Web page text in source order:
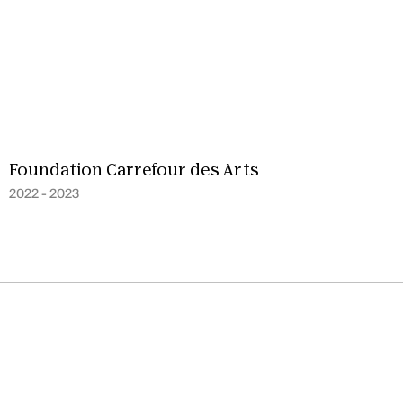
Foundation Carrefour des Arts
2022 - 2023